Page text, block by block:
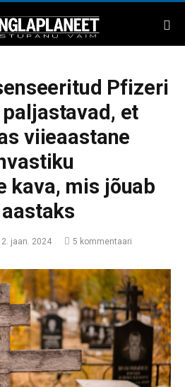
Pfizeri
et
viieaastane
kava, mis jõuab
2. jaan. 2024 5 kommentaari